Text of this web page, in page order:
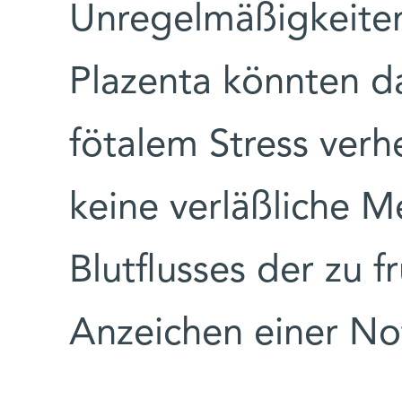
Plazenta könnten
fötalem Stress
keine verläßliche
Blutflusses der zu
Anzeichen einer